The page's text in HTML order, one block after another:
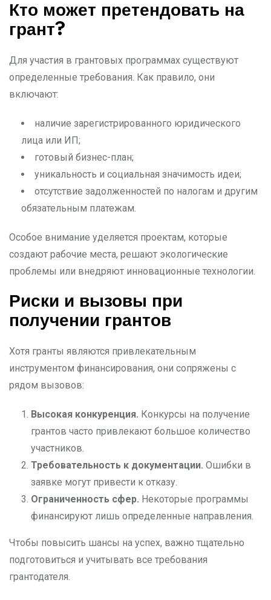
Кто может претендовать на
грант?
Для участия в грантовых программах существуют
определенные требования. Как правило, они
включают:
наличие зарегистрированного юридического
лица или ИП;
готовый бизнес-план;
уникальность и социальная значимость идеи;
отсутствие задолженностей по налогам и другим
обязательным платежам.
Особое внимание уделяется проектам, которые
создают рабочие места, решают экологические
проблемы или внедряют инновационные технологии.
Риски и вызовы при
получении грантов
Хотя гранты являются привлекательным
инструментом финансирования, они сопряжены с
рядом вызовов:
Высокая конкуренция. Конкурсы на получение
грантов часто привлекают большое количество
участников.
Требовательность к документации. Ошибки в
заявке могут привести к отказу.
Ограниченность сфер. Некоторые программы
финансируют лишь определенные направления.
Чтобы повысить шансы на успех, важно тщательно
подготовиться и учитывать все требования
грантодателя.